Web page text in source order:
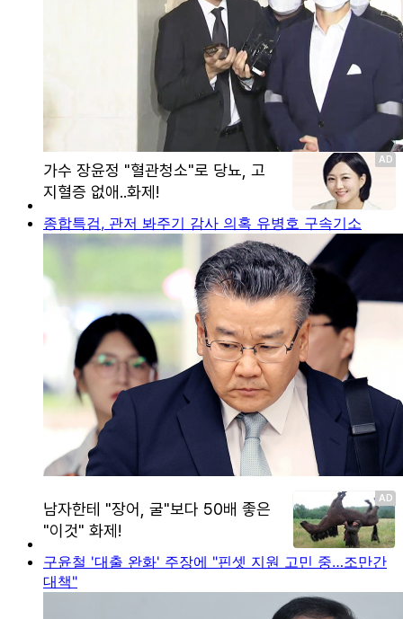
종합특검, 관저 봐주기 감사 의혹 유병호 구속기소
구윤철 '대출 완화' 주장에 "핀셋 지원 고민 중…조만간
대책"